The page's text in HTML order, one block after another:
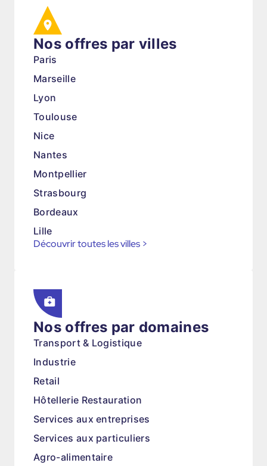
Nos offres par villes
Paris
Marseille
Lyon
Toulouse
Nice
Nantes
Montpellier
Strasbourg
Bordeaux
Lille
Découvrir toutes les villes >
Nos offres par domaines
Transport & Logistique
Industrie
Retail
Hôtellerie Restauration
Services aux entreprises
Services aux particuliers
Agro-alimentaire